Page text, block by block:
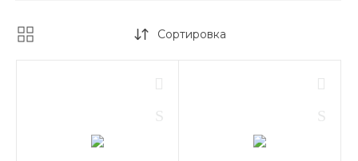
Сортировка